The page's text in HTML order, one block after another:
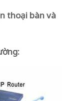
thoại bàn và